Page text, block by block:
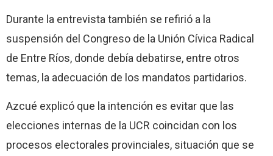
Durante la entrevista también se refirió a la
suspensión del Congreso de la Unión Cívica Radical
de Entre Ríos, donde debía debatirse, entre otros
temas, la adecuación de los mandatos partidarios.
Azcué explicó que la intención es evitar que las
elecciones internas de la UCR coincidan con los
procesos electorales provinciales, situación que se